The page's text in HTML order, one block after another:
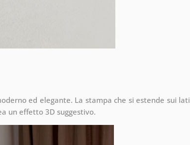
ed elegante. La stampa che si estende sui lati
un effetto 3D suggestivo.